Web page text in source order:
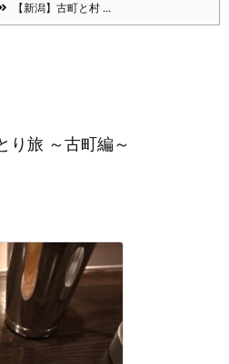
【新潟】古町と村 ...
り旅 ～古町編～